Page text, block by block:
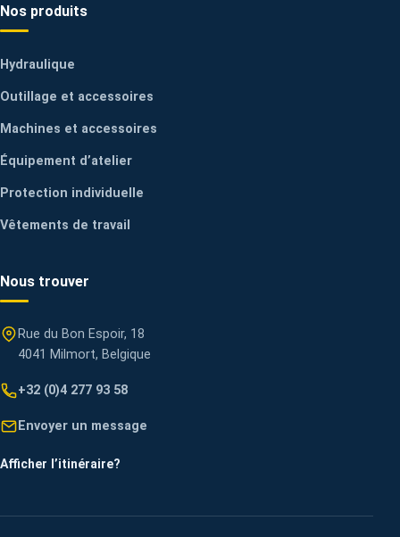
Nos produits
Hydraulique
Outillage et accessoires
Machines et accessoires
Équipement d’atelier
Protection individuelle
Vêtements de travail
Nous trouver
Rue du Bon Espoir, 18
4041 Milmort, Belgique
+32 (0)4 277 93 58
Envoyer un message
Afficher l’itinéraire?